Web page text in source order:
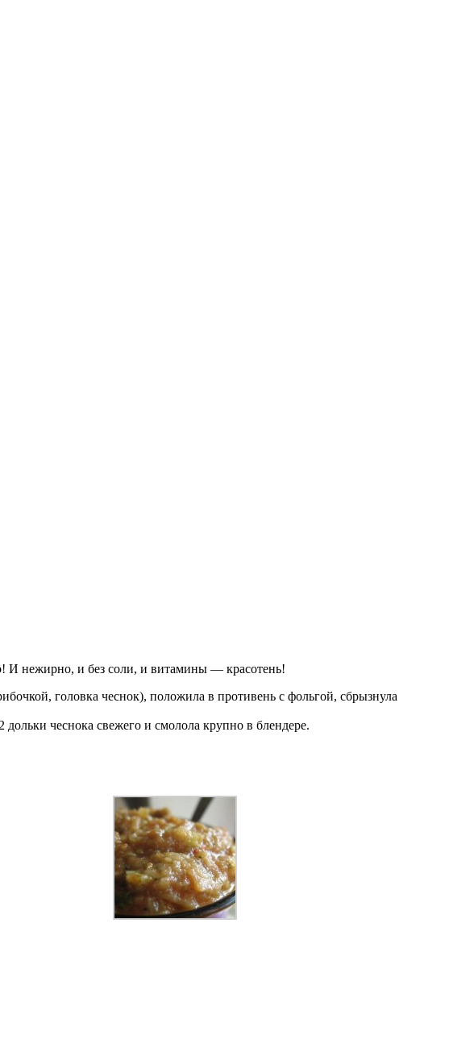
И нежирно, и без соли, и витамины — красотень!
головка чеснок), положила в противень с фольгой, сбрызнула
чеснока свежего и смолола крупно в блендере.